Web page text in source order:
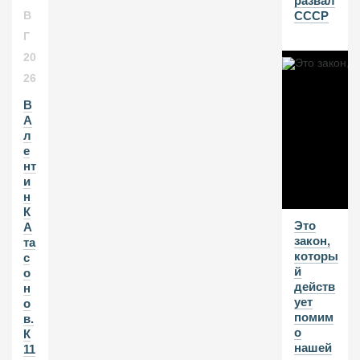
В
Г
20
26
В
А
л
е
нт
и
н
К
А
та
с
о
н
о
в.
К
11
СССР
Это
закон,
которы
й
действ
ует
помим
о
нашей